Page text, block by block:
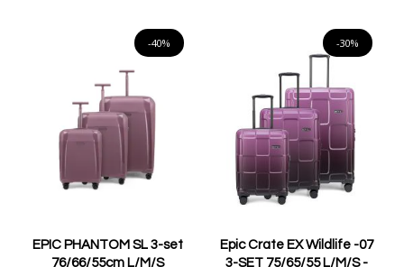
-40%
EPIC PHANTOM SL 3-set
76/66/55cm L/M/S
-30%
Epic Crate EX Wildlife -07
3-SET 75/65/55 L/M/S -